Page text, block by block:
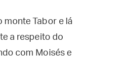
monte Tabor e lá
a respeito do
com Moisés e